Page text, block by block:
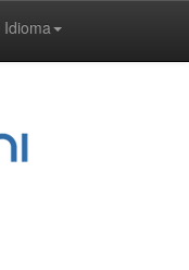
Idioma